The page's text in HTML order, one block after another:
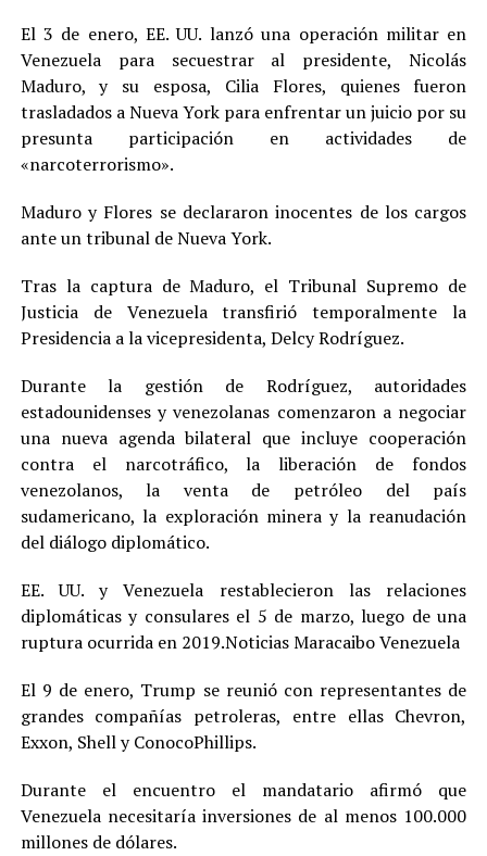
El 3 de enero, EE. UU. lanzó una operación militar en
Venezuela para secuestrar al presidente, Nicolás
Maduro, y su esposa, Cilia Flores, quienes fueron
trasladados a Nueva York para enfrentar un juicio por su
presunta participación en actividades de
«narcoterrorismo».
Maduro y Flores se declararon inocentes de los cargos
ante un tribunal de Nueva York.
Tras la captura de Maduro, el Tribunal Supremo de
Justicia de Venezuela transfirió temporalmente la
Presidencia a la vicepresidenta, Delcy Rodríguez.
Durante la gestión de Rodríguez, autoridades
estadounidenses y venezolanas comenzaron a negociar
una nueva agenda bilateral que incluye cooperación
contra el narcotráfico, la liberación de fondos
venezolanos, la venta de petróleo del país
sudamericano, la exploración minera y la reanudación
del diálogo diplomático.
EE. UU. y Venezuela restablecieron las relaciones
diplomáticas y consulares el 5 de marzo, luego de una
ruptura ocurrida en 2019.Noticias Maracaibo Venezuela
El 9 de enero, Trump se reunió con representantes de
grandes compañías petroleras, entre ellas Chevron,
Exxon, Shell y ConocoPhillips.
Durante el encuentro el mandatario afirmó que
Venezuela necesitaría inversiones de al menos 100.000
millones de dólares.